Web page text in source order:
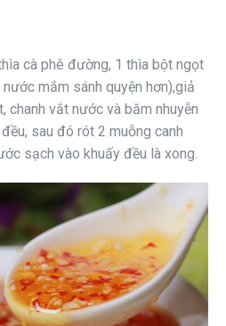
cà phê đường, 1 thìa bột ngọt
mắm sánh quyện hơn),giả
chanh vắt nước và băm nhuyễn
sau đó rót 2 muỗng canh
sạch vào khuấy đều là xong.